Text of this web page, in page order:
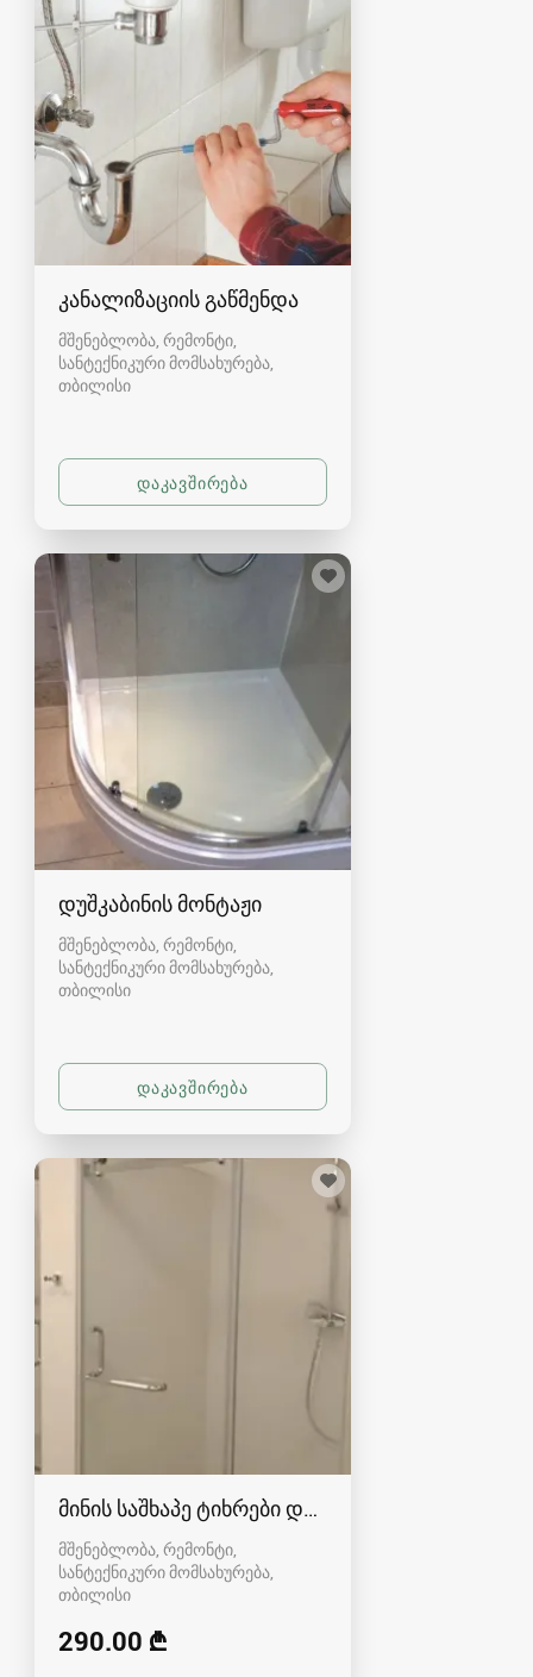
კანალიზაციის გაწმენდა
მშენებლობა, რემონტი,
სანტექნიკური მომსახურება
თბილისი
დუშკაბინის მონტაჟი
მშენებლობა, რემონტი,
სანტექნიკური მომსახურება
თბილისი
მინის საშხაპე ტიხრები და კაბინები
მშენებლობა, რემონტი,
სანტექნიკური მომსახურება
თბილისი
290.00 ₾